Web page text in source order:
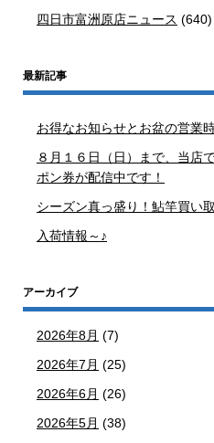
四日市富洲原店ニュース (640)
最新記事
お得なお知らせとお盆の営業
８月１６日（日）まで、当店
ポン券が配信中です！
シーズン真っ盛り！鮎竿買い
入荷情報～♪
アーカイブ
2026年8月 (7)
2026年7月 (25)
2026年6月 (26)
2026年5月 (38)